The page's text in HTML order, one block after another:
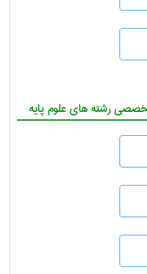
رشته های علوم پایه